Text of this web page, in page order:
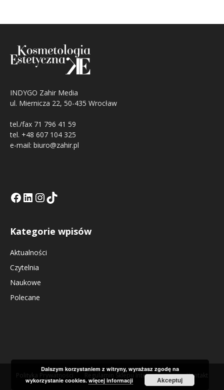
INDYGO Zahir Media
ul. Miernicza 22, 50-435 Wrocław
tel./fax 71 796 41 59
tel. +48 607 104 325
e-mail: biuro@zahir.pl
Facebook
LinkedIn
Tik Tok KEInstagramm KE
Kategorie wpisów
Aktualności
Czytelnia
Naukowe
Polecane
Polityka Prywatności Regulamin Sklepu Internetowego Kontakt
Dalszym korzystaniem z witryny, wyrażasz zgodę na
wykorzystanie cookies.więcej informacji Akceptuj